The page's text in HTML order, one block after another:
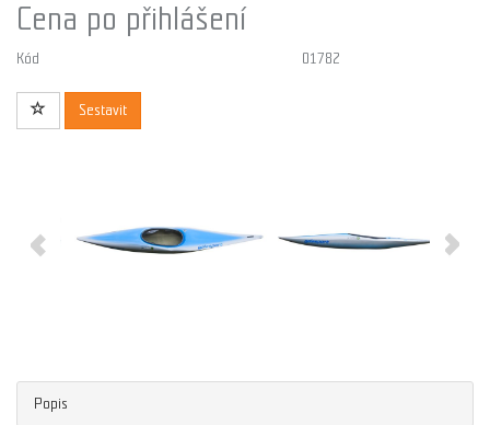
Cena po přihlášení
Kód 01782
Sestavit
Popis